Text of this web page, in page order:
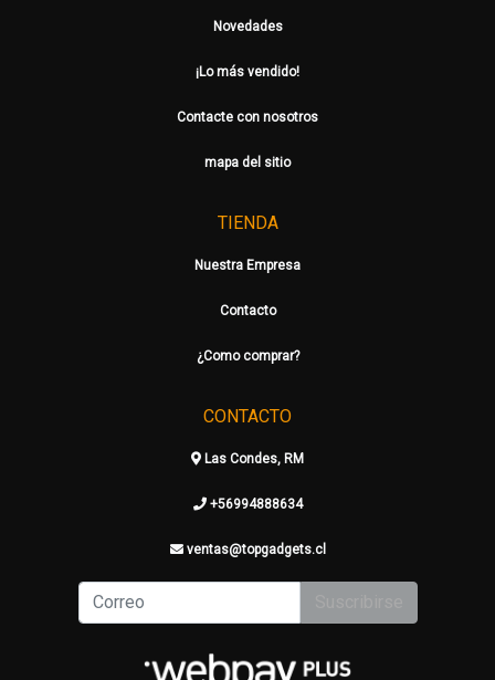
Novedades
¡Lo más vendido!
Contacte con nosotros
mapa del sitio
TIENDA
Nuestra Empresa
Contacto
¿Como comprar?
CONTACTO
Las Condes, RM
+56994888634
ventas@topgadgets.cl